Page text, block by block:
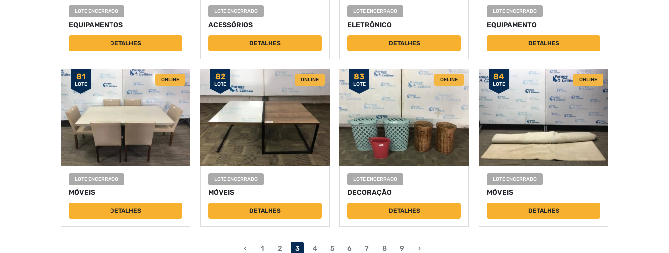
LOTE ENCERRADO
EQUIPAMENTOS
DETALHES
LOTE ENCERRADO
ACESSÓRIOS
DETALHES
LOTE ENCERRADO
ELETRÔNICO
DETALHES
LOTE ENCERRADO
EQUIPAMENTO
DETALHES
81
LOTE
ONLINE
LOTE ENCERRADO
MÓVEIS
DETALHES
82
LOTE
ONLINE
LOTE ENCERRADO
MÓVEIS
DETALHES
83
LOTE
ONLINE
LOTE ENCERRADO
DECORAÇÃO
DETALHES
84
LOTE
ONLINE
LOTE ENCERRADO
MÓVEIS
DETALHES
‹ 1 2 3 4 5 6 7 8 9 ›